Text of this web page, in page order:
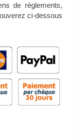
de règlements,
ci-dessous